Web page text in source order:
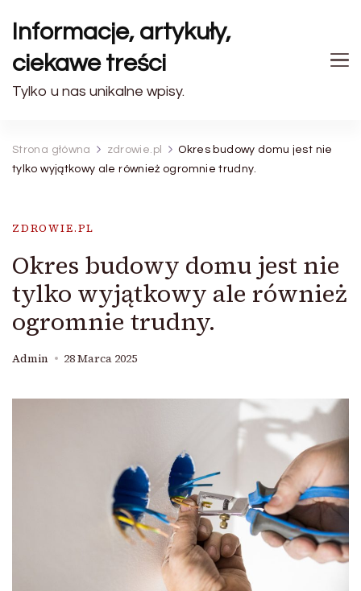
Informacje, artykuły,
ciekawe treści
Tylko u nas unikalne wpisy.
Strona główna zdrowie.pl
Okres budowy domu jest nie
tylko wyjątkowy ale również ogromnie trudny.
ZDROWIE.PL
Okres budowy domu jest nie
tylko wyjątkowy ale również
ogromnie trudny.
Admin 28 Marca 2025